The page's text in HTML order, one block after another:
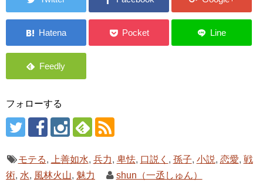
フォローする
モテる, 上善如水, 兵力, 卑怯, 口説く , 孫子, 小説, 恋愛, 戦
術, 水, 風林火山, 魅力 shun（一丞しゅん）